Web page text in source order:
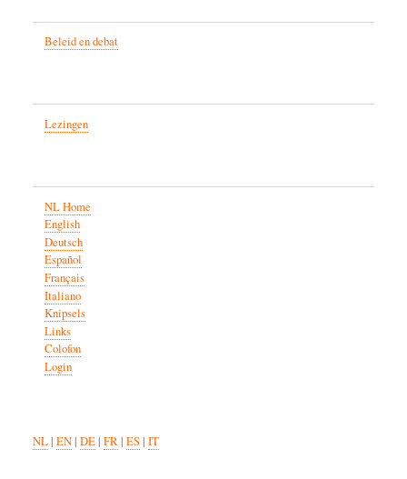
Beleid en debat
Lezingen
NL Home
English
Deutsch
Español
Français
Italiano
Knipsels
Links
Colofon
Login
NL| EN| DE| FR| ES| IT